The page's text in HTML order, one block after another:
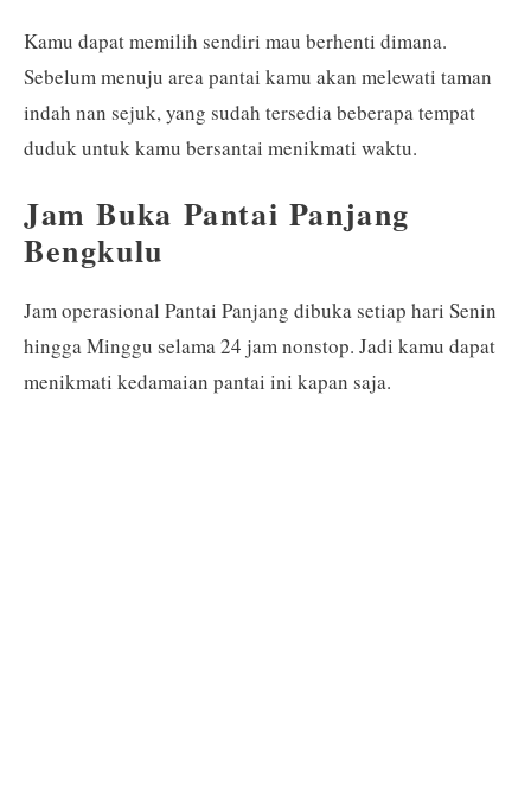
Kamu dapat memilih sendiri mau berhenti dimana.
Sebelum menuju area pantai kamu akan melewati taman
indah nan sejuk, yang sudah tersedia beberapa tempat
duduk untuk kamu bersantai menikmati waktu.
Jam Buka Pantai Panjang
Bengkulu
Jam operasional Pantai Panjang dibuka setiap hari Senin
hingga Minggu selama 24 jam nonstop. Jadi kamu dapat
menikmati kedamaian pantai ini kapan saja.